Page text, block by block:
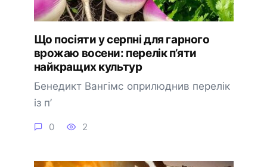
Що посіяти у серпні для гарного
врожаю восени: перелік п’яти
найкращих культур
Бенедикт Вангімс оприлюднив перелік
із п’
0 2